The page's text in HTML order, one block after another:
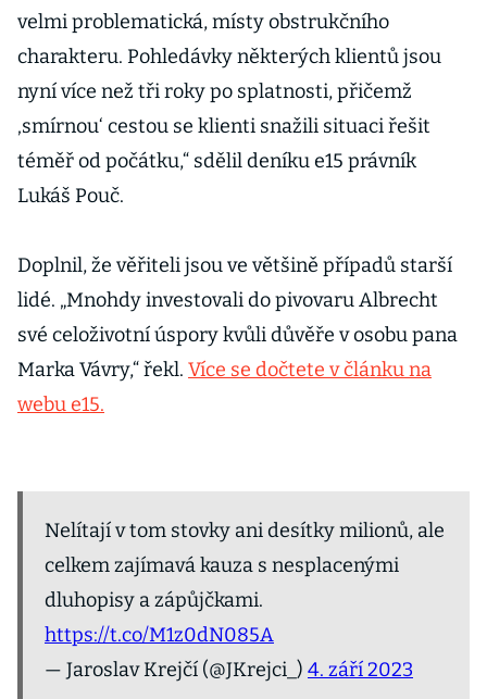
velmi problematická, místy obstrukčního
charakteru. Pohledávky některých klientů jsou
nyní více než tři roky po splatnosti, přičemž
‚smírnou‘ cestou se klienti snažili situaci řešit
téměř od počátku,“ sdělil deníku e15 právník
Lukáš Pouč.
Doplnil, že věřiteli jsou ve většině případů starší
lidé. „Mnohdy investovali do pivovaru Albrecht
své celoživotní úspory kvůli důvěře v osobu pana
Marka Vávry,“ řekl. Více se dočtete v článku na
webu e15.
Nelítají v tom stovky ani desítky milionů, ale
celkem zajímavá kauza s nesplacenými
dluhopisy a zápůjčkami.
https://t.co/M1z0dN085A
— Jaroslav Krejčí (@JKrejci_) 4. září 2023